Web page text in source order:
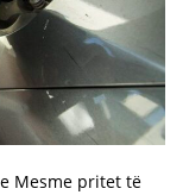
Mesme pritet të